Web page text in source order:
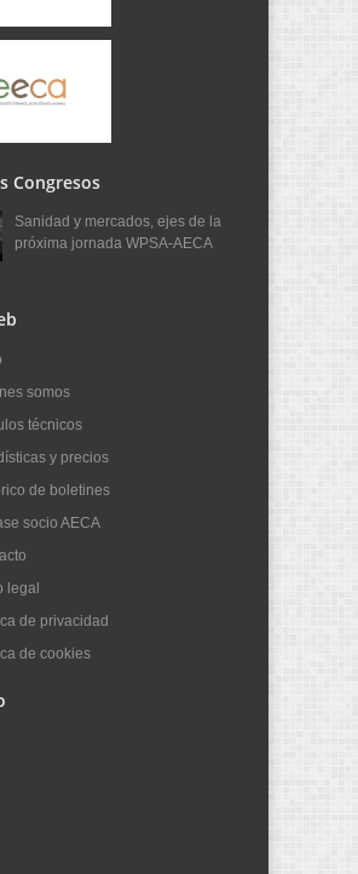
Congresos
Sanidad y mercados, ejes de la
próxima jornada WPSA-AECA
somos
técnicos
y precios
de boletines
socio AECA
legal
de privacidad
de cookies